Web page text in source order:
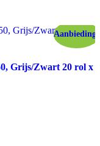
Aanbieding!
Grijs/Zwart 20 rol x